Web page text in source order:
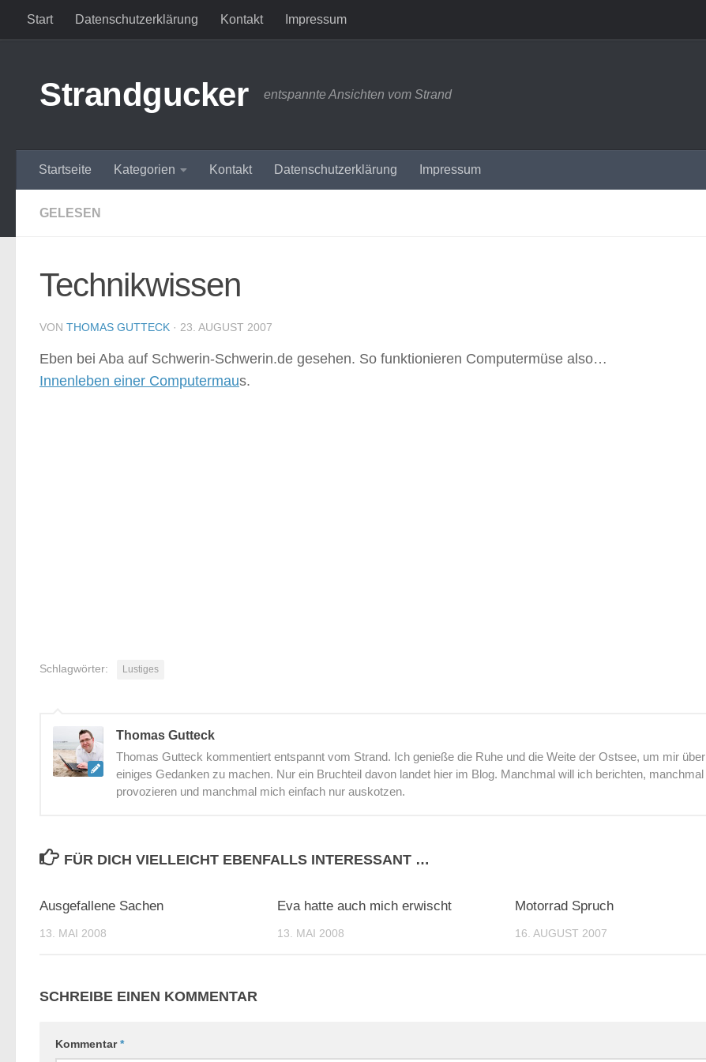
Zum Inhalt springen
Start Datenschutzerklärung Kontakt Impressum
Strandgucker entspannte Ansichten vom Strand
Startseite Kategorien Kontakt Datenschutzerklärung Impressum
GELESEN
Technikwissen
VON THOMAS GUTTECK · 23. AUGUST 2007
Eben bei Aba auf Schwerin-Schwerin.de gesehen. So funktionieren Computermüse also…
Innenleben einer Computermaus.
Schlagwörter: Lustiges
Thomas Gutteck
Thomas Gutteck kommentiert entspannt vom Strand. Ich genieße die Ruhe und die Weite der Ostsee, um mir über
einiges Gedanken zu machen. Nur ein Bruchteil davon landet hier im Blog. Manchmal will ich berichten, manchmal
provozieren und manchmal mich einfach nur auskotzen.
FÜR DICH VIELLEICHT EBENFALLS INTERESSANT …
Ausgefallene Sachen
13. MAI 2008
Eva hatte auch mich erwischt
13. MAI 2008
Motorrad Spruch
16. AUGUST 2007
SCHREIBE EINEN KOMMENTAR
Kommentar*